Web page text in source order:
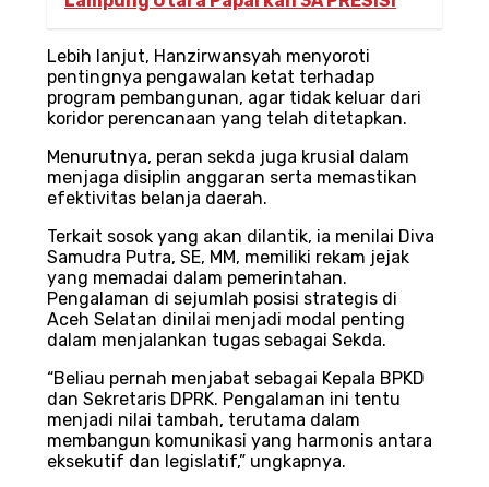
Lebih lanjut, Hanzirwansyah menyoroti
pentingnya pengawalan ketat terhadap
program pembangunan, agar tidak keluar dari
koridor perencanaan yang telah ditetapkan.
Menurutnya, peran sekda juga krusial dalam
menjaga disiplin anggaran serta memastikan
efektivitas belanja daerah.
Terkait sosok yang akan dilantik, ia menilai Diva
Samudra Putra, SE, MM, memiliki rekam jejak
yang memadai dalam pemerintahan.
Pengalaman di sejumlah posisi strategis di
Aceh Selatan dinilai menjadi modal penting
dalam menjalankan tugas sebagai Sekda.
“Beliau pernah menjabat sebagai Kepala BPKD
dan Sekretaris DPRK. Pengalaman ini tentu
menjadi nilai tambah, terutama dalam
membangun komunikasi yang harmonis antara
eksekutif dan legislatif,” ungkapnya.